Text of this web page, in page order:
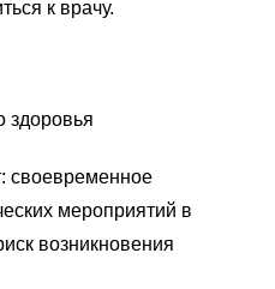
к врачу.
здоровья
своевременное
мероприятий в
возникновения